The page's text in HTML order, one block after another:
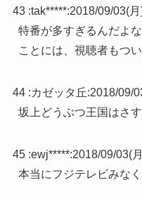
43 :tak*****:2018/09/03(
特番が多すぎるんだよ
ことには、視聴者もつ
44 :カゼッタ丘:2018/09/
坂上どうぶつ王国はさ
45 :ewj*****:2018/09/03(
本当にフジテレビみな